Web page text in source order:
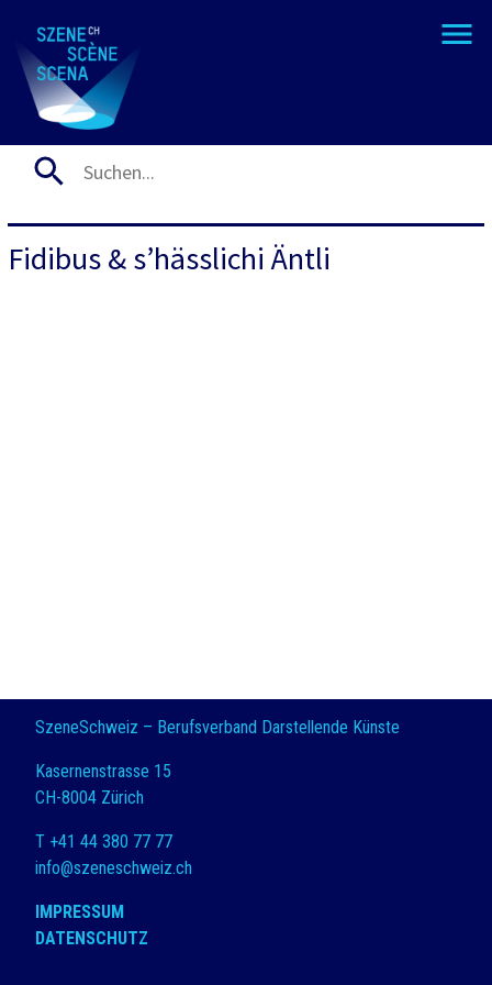
Fidibus & s’hässlichi Äntli
SzeneSchweiz – Berufsverband Darstellende Künste
Kasernenstrasse 15
CH-8004 Zürich
T +41 44 380 77 77
info@szeneschweiz.ch
IMPRESSUM
DATENSCHUTZ